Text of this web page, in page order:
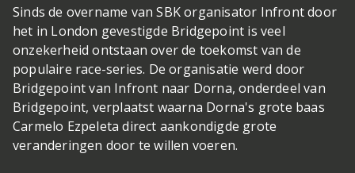
Sinds de overname van SBK organisator Infront door
het in London gevestigde Bridgepoint is veel
onzekerheid ontstaan over de toekomst van de
populaire race-series. De organisatie werd door
Bridgepoint van Infront naar Dorna, onderdeel van
Bridgepoint, verplaatst waarna Dorna's grote baas
Carmelo Ezpeleta direct aankondigde grote
veranderingen door te willen voeren.